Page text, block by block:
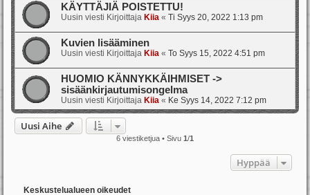
KÄYTTÄJIÄ POISTETTU!
Uusin viesti Kirjoittaja Kiia « Ti Syys 20, 2022 1:13 pm
Kuvien lisääminen
Uusin viesti Kirjoittaja Kiia « To Syys 15, 2022 4:51 pm
HUOMIO KÄNNYKKÄIHMISET ->
sisäänkirjautumisongelma
Uusin viesti Kirjoittaja Kiia « Ke Syys 14, 2022 7:12 pm
Uusi Aihe
6 viestiketjua • Sivu 1/1
Hyppää
Keskustelualueen oikeudet